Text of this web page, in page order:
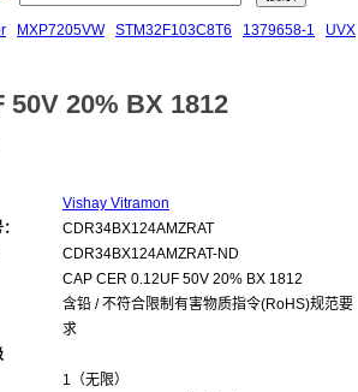
MXP7205VW STM32F103C8T6 1379658-1 UVX
50V 20% BX 1812
Vishay Vitramon
CDR34BX124AMZRAT
CDR34BX124AMZRAT-ND
CAP CER 0.12UF 50V 20% BX 1812
含铅 / 不符合限制有害物质指令(RoHS)规范要
求
1（无限）